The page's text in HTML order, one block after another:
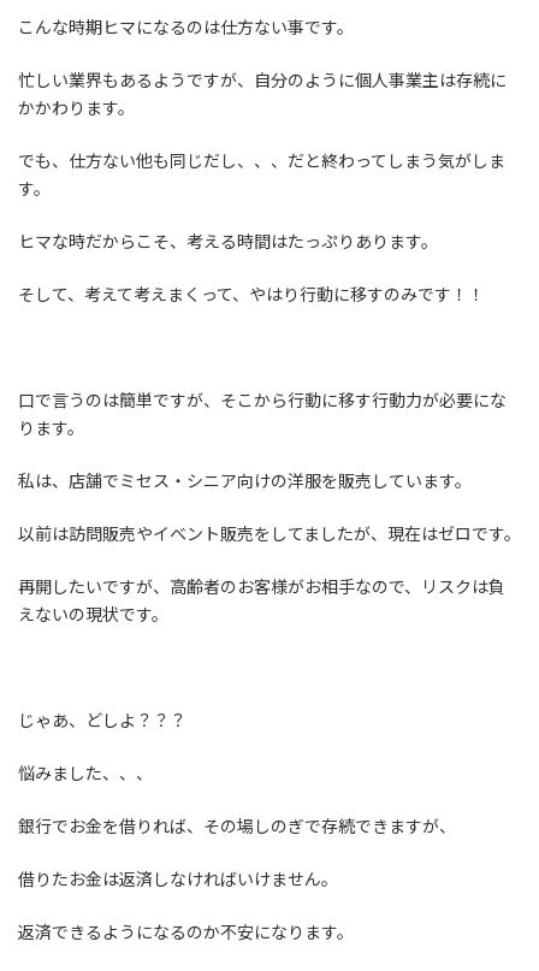
こんな時期ヒマになるのは仕方ない事です。
忙しい業界もあるようですが、自分のように個人事業主は存続に
かかわります。
でも、仕方ない他も同じだし、、、だと終わってしまう気がしま
す。
ヒマな時だからこそ、考える時間はたっぷりあります。
そして、考えて考えまくって、やはり行動に移すのみです！！
口で言うのは簡単ですが、そこから行動に移す行動力が必要にな
ります。
私は、店舗でミセス・シニア向けの洋服を販売しています。
以前は訪問販売やイベント販売をしてましたが、現在はゼロです。
再開したいですが、高齢者のお客様がお相手なので、リスクは負
えないの現状です。
じゃあ、どしよ？？？
悩みました、、、
銀行でお金を借りれば、その場しのぎで存続できますが、
借りたお金は返済しなければいけません。
返済できるようになるのか不安になります。